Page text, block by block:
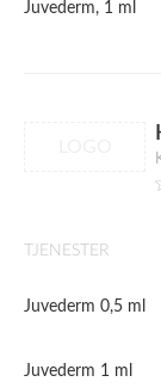
Juvederm, 1 ml
TJENESTER
Juvederm 0,5 ml
Juvederm 1 ml